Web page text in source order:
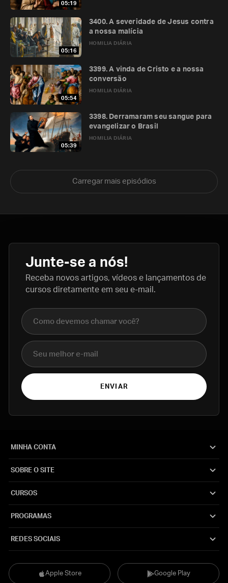
05:19
05:16
HOMILIA DIÁRIA
3400. A severidade de Jesus contra
a nossa malícia
05:54
HOMILIA DIÁRIA
3399. A vinda de Cristo e a nossa
conversão
05:39
HOMILIA DIÁRIA
3398. Derramaram seu sangue para
evangelizar o Brasil
Carregar mais episódios
Junte-se a nós!
Receba novos artigos, vídeos e lançamentos de
cursos diretamente em seu e-mail.
Nome completo
E-mail
ENVIAR
Apple Store Google Play
MINHA CONTA
SOBRE O SITE
CURSOS
PROGRAMAS
REDES SOCIAIS